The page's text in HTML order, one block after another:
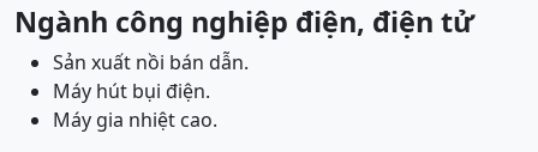
Ngành công nghiệp điện, điện tử
Sản xuất nồi bán dẫn.
Máy hút bụi điện.
Máy gia nhiệt cao.